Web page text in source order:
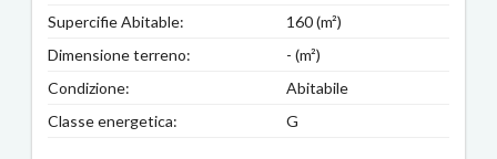
Supercifie Abitable:
160 (m²)
Dimensione terreno:
- (m²)
Condizione:
Abitabile
Classe energetica:
G